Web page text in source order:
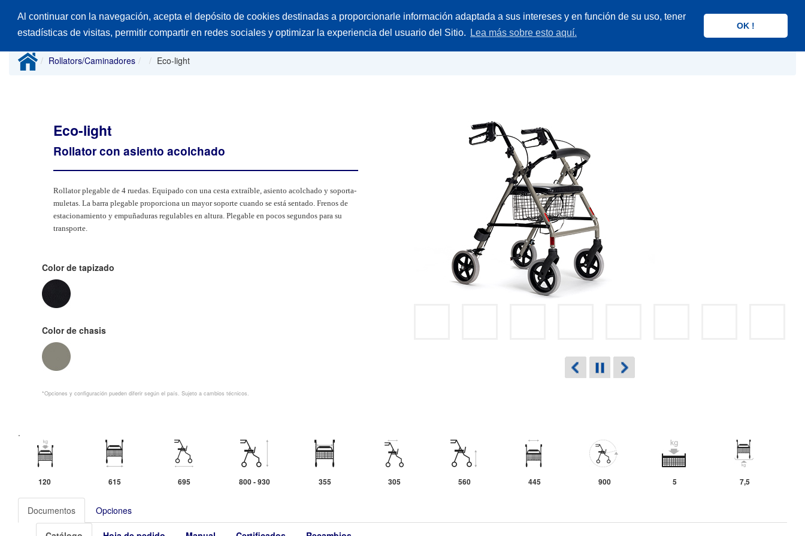
Al continuar con la navegación, acepta el depósito de cookies destinadas a proporcionarle información adaptada a sus intereses y en función de su uso, tener
estadísticas de visitas, permitir compartir en redes sociales y optimizar la experiencia del usuario del Sitio.
Lea más sobre esto aquí.
OK !
Inicio Productos Catálogos Despieces Empresa Contacto
Buscar
producto
Rollators/Caminadores Eco-light
Eco-light
Rollator con asiento acolchado
Rollator plegable de 4 ruedas. Equipado con una cesta extraíble, asiento acolchado y soporta-
muletas. La barra plegable proporciona un mayor soporte cuando se está sentado. Frenos de
estacionamiento y empuñaduras regulables en altura. Plegable en pocos segundos para su
transporte.
Color de tapizado
Color de chasis
*Opciones y configuración pueden diferir según el país. Sujeto a cambios técnicos.
.
120 615 695 800 - 930 355 305 560 445 900 5 7,5
Documentos Opciones